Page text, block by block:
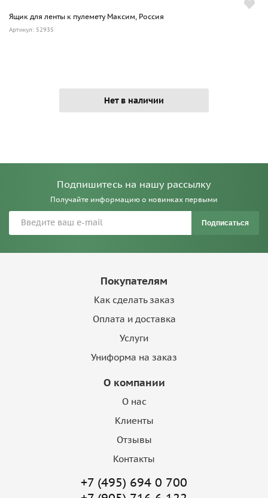
Ящик для ленты к пулемету Максим, Россия
Артикул: 52935
Нет в наличии
Подпишитесь на нашу рассылку
Получайте информацию о новинках первыми
Подписаться
Покупателям
Как сделать заказ
Оплата и доставка
Услуги
Униформа на заказ
О компании
О нас
Клиенты
Отзывы
Контакты
+7 (495) 694 0 700